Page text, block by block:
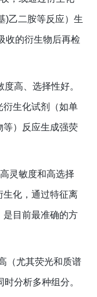
)乙二胺等反应）生
收的衍生物后再检
度高、选择性好。
衍生化试剂（如单
等）反应生成强荧
灵敏度和高选择
生化，通过特征离
是目前最准确的方
（尤其荧光和质谱
分析多种组分。